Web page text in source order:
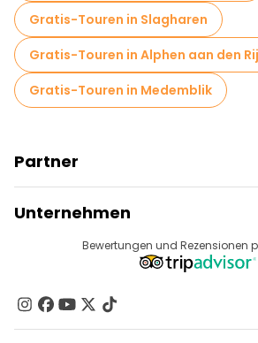
Gratis-Touren in Slagharen
Gratis-Touren in Alphen aan den
Gratis-Touren in Medemblik
Partner
Anbieter-Anmeldung
Affiliate-Programm
Unternehmen
Reiseziele
Kontakt
Gruppen
Bewertungen und Rezensionen